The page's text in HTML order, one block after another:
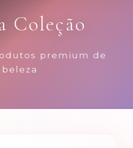
Coleção
premium de
beleza